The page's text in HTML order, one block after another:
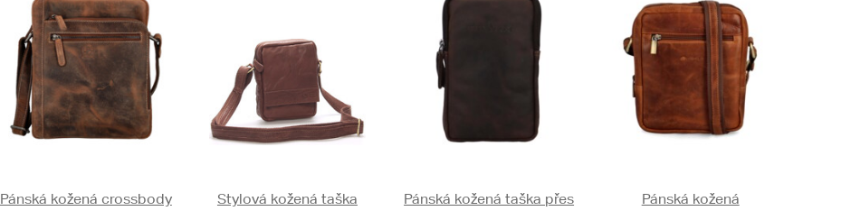
Pánská kožená crossbody
Stylová kožená taška
Pánská kožená taška přes
Pánská kožená